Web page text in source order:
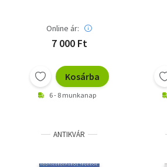
Online ár:
7 000 Ft
Kosárba
6 - 8 munkanap
ANTIKVÁR